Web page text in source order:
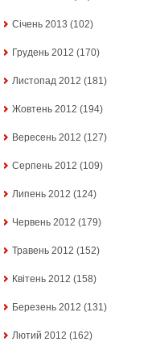
Січень 2013 (102)
Грудень 2012 (170)
Листопад 2012 (181)
Жовтень 2012 (194)
Вересень 2012 (127)
Серпень 2012 (109)
Липень 2012 (124)
Червень 2012 (179)
Травень 2012 (152)
Квітень 2012 (158)
Березень 2012 (131)
Лютий 2012 (162)